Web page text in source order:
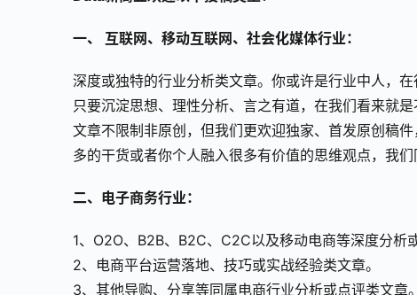
一、 互联网、移动互联网、社会化媒体行业：
深度或独特的行业分析类文章。你或许是行业中人，
只要沉淀思想、理性分析、言之有道，在我们看来就是
文章不限制非原创，但我们更欢迎独家、首发原创稿
多的干货或者你个人融入很多有价值的思维观点，我们
二、电子商务行业：
1、O2O、B2B、B2C、C2C以及移动电商等深度分析
2、电商平台运营落地、技巧或实战经验类文章。
3、其他导购、分享等同属电商行业分析或点评类文章。